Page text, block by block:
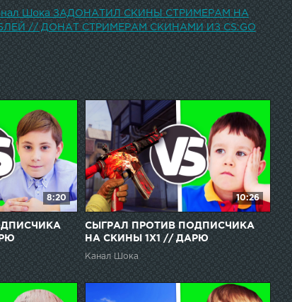
Шока ЗАДОНАТИЛ СКИНЫ СТРИМЕРАМ НА
// ДОНАТ СТРИМЕРАМ СКИНАМИ ИЗ CS:GO
8:20
ЗА
10:26
СЫГРАЛ ПРОТИВ ПОДПИСЧИКА
НА СКИНЫ 1Х1 // ДАРЮ
ПОДПИСЧИКАМ СКИНЫ ЗА
ПОБЕДУ l CS:GO
Канал Шока